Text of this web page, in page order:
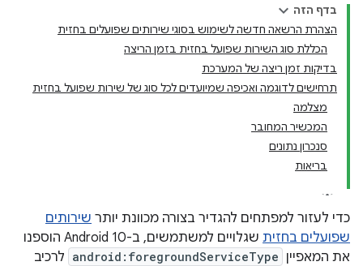
בדף הזה
הצהרת הרשאה חדשה לשימוש בסוגי שירותים שפועלים בחזית
הכללת סוג השירות שפועל בחזית בזמן הריצה
בדיקות זמן ריצה של המערכת
תרחישים לדוגמה ואכיפה שמיועדים לכל סוג של שירות שפועל בחזית
מצלמה
המכשיר המחובר
סנכרון נתונים
בריאות
כדי לעזור למפתחים להגדיר בצורה מכוונת יותר שירותים
שפועלים בחזית
שגלויים למשתמשים, ב-Android 10 הוספנו
את המאפיין android:foregroundServiceType לרכיב